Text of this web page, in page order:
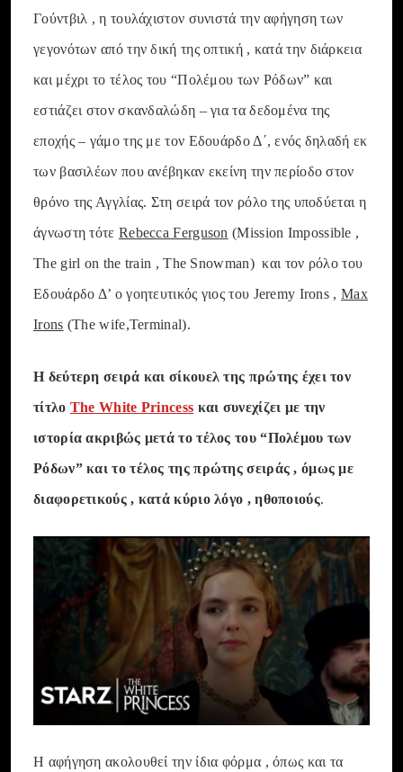
Γούντβιλ , η τουλάχιστον συνιστά την αφήγηση των
γεγονότων από την δική της οπτική , κατά την διάρκεια
και μέχρι το τέλος του “Πολέμου των Ρόδων” και
εστιάζει στον σκανδαλώδη – για τα δεδομένα της
εποχής – γάμο της με τον Εδουάρδο Δ΄, ενός δηλαδή εκ
των βασιλέων που ανέβηκαν εκείνη την περίοδο στον
θρόνο της Αγγλίας. Στη σειρά τον ρόλο της υποδύεται η
άγνωστη τότε Rebecca Ferguson (Mission Impossible ,
The girl on the train , The Snowman) και τον ρόλο του
Εδουάρδο Δ’ ο γοητευτικός γιος του Jeremy Irons ,Max
Irons (The wife,Terminal).
Η δεύτερη σειρά και σίκουελ της πρώτης έχει τον
τίτλο The White Princess και συνεχίζει με την
ιστορία ακριβώς μετά το τέλος του “Πολέμου των
Ρόδων” και το τέλος της πρώτης σειράς , όμως με
διαφορετικούς , κατά κύριο λόγο , ηθοποιούς.
Η αφήγηση ακολουθεί την ίδια φόρμα , όπως και τα